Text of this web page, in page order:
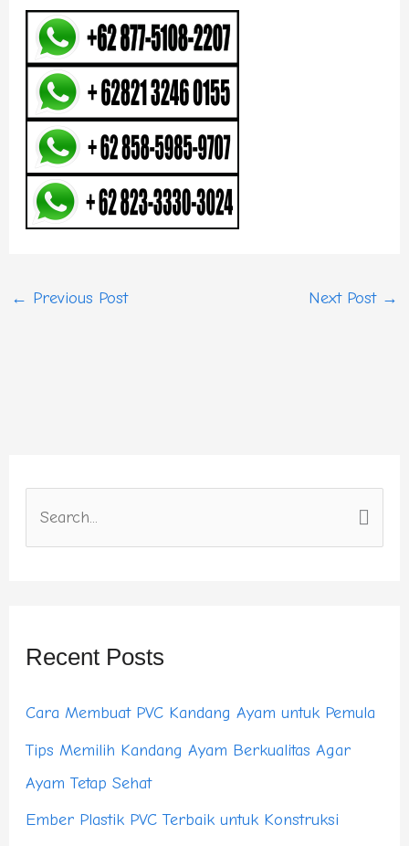
← Previous Post Next Post →
c
f
o
r
:
Recent Posts
Cara Membuat PVC Kandang Ayam untuk Pemula
Tips Memilih Kandang Ayam Berkualitas Agar
Ayam Tetap Sehat
Ember Plastik PVC Terbaik untuk Konstruksi